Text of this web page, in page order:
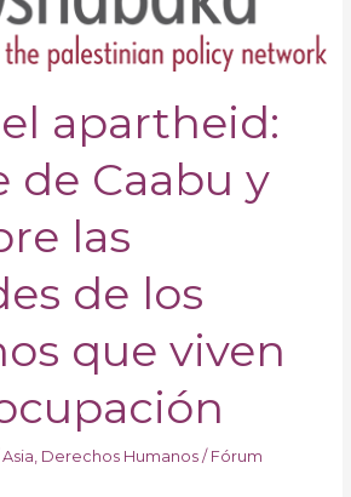
apartheid:
de Caabu y
las
de los
que viven
Asia Derechos Humanos/ Fórum